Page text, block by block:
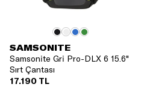
SAMSONITE
Samsonite Gri Pro-DLX 6 15.6"
Sırt Çantası
17.190 TL